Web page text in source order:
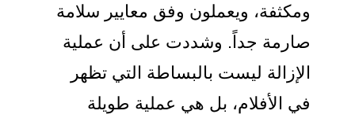
ومكثفة، ويعملون وفق معايير سلامة
صارمة جداً. وشددت على أن عملية
الإزالة ليست بالبساطة التي تظهر
في الأفلام، بل هي عملية طويلة